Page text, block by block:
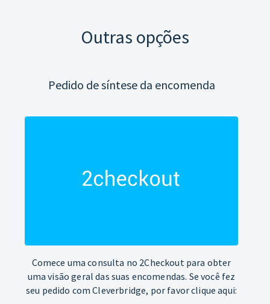
Outras opções
Pedido de síntese da encomenda
Comece uma consulta no 2Checkout para obter
uma visão geral das suas encomendas. Se você fez
seu pedido com Cleverbridge, por favor clique aqui: